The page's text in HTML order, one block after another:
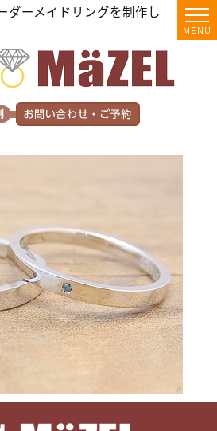
ダーメイドリングを制作し
MENU